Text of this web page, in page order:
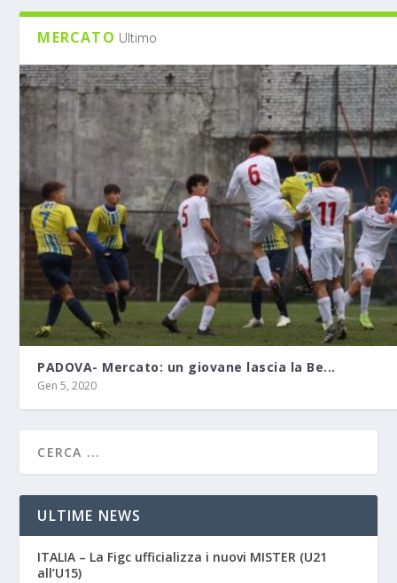
MERCATO Ultimo
PADOVA- Mercato: un giovane lascia la Be...
Gen 5, 2020
ULTIME NEWS
ITALIA – La Figc ufficializza i nuovi MISTER (U21
all’U15)